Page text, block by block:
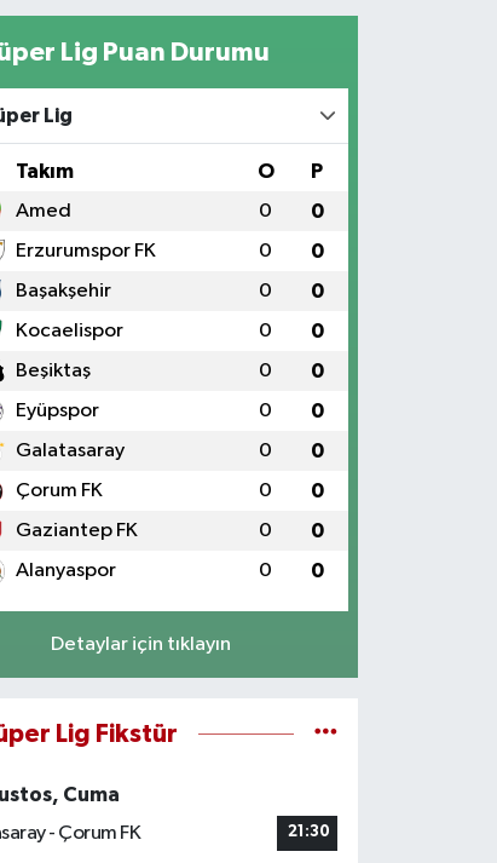
Lig Puan Durumu
Lig
Takım O P
Amed 0 0
Erzurumspor FK 0 0
Başakşehir 0 0
Kocaelispor 0 0
Beşiktaş 0 0
Eyüpspor 0 0
Galatasaray 0 0
Çorum FK 0 0
Gaziantep FK 0 0
Alanyaspor 0 0
Detaylar için tıklayın
Lig Fikstür
Cuma
- Çorum FK
21:30